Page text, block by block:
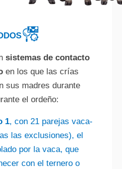
sistemas de contacto
en los que las crías
sus madres durante
el ordeño:
1, con 21 parejas vaca-
las exclusiones), el
por la vaca, que
con el ternero o